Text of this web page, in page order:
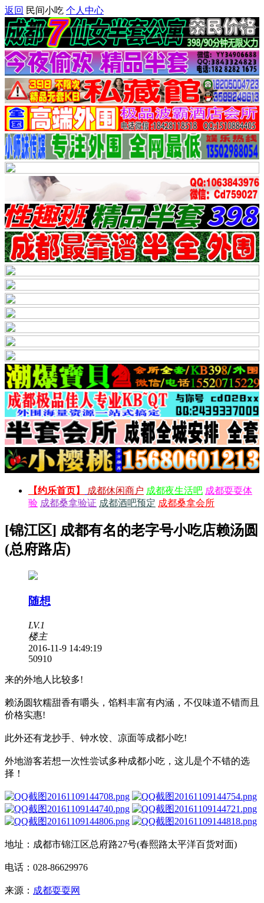
返回 民间小吃 个人中心
【约乐首页】 成都休闲商户 成都夜生活吧 成都耍耍体
验 成都桑拿验证 成都酒吧预定 成都桑拿会所
[锦江区] 成都有名的老字号小吃店赖汤圆
(总府路店)
随想
LV.1
楼主
2016-11-9 14:49:19
50910
来的外地人比较多!
赖汤圆软糯甜香有嚼头，馅料丰富有内涵，不仅味道不错而且
价格实惠!
此外还有龙抄手、钟水饺、凉面等成都小吃!
外地游客若想一次性尝试多种成都小吃，这儿是个不错的选
择！
地址：成都市锦江区总府路27号(春熙路太平洋百货对面)
电话：028-86629976
来源： 成都耍耍网